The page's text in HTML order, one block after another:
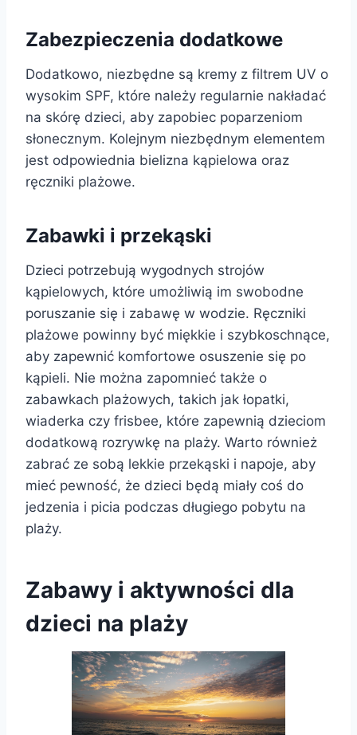
Zabezpieczenia dodatkowe
Dodatkowo, niezbędne są kremy z filtrem UV o
wysokim SPF, które należy regularnie nakładać
na skórę dzieci, aby zapobiec poparzeniom
słonecznym. Kolejnym niezbędnym elementem
jest odpowiednia bielizna kąpielowa oraz
ręczniki plażowe.
Zabawki i przekąski
Dzieci potrzebują wygodnych strojów
kąpielowych, które umożliwią im swobodne
poruszanie się i zabawę w wodzie. Ręczniki
plażowe powinny być miękkie i szybkoschnące,
aby zapewnić komfortowe osuszenie się po
kąpieli. Nie można zapomnieć także o
zabawkach plażowych, takich jak łopatki,
wiaderka czy frisbee, które zapewnią dzieciom
dodatkową rozrywkę na plaży. Warto również
zabrać ze sobą lekkie przekąski i napoje, aby
mieć pewność, że dzieci będą miały coś do
jedzenia i picia podczas długiego pobytu na
plaży.
Zabawy i aktywności dla
dzieci na plaży